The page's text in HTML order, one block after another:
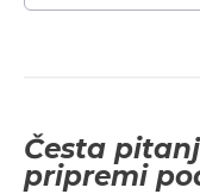
Česta
pripremi